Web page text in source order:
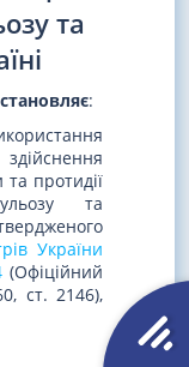
та
:
та протидії
та
України
(Офіційний
ст. 2146),